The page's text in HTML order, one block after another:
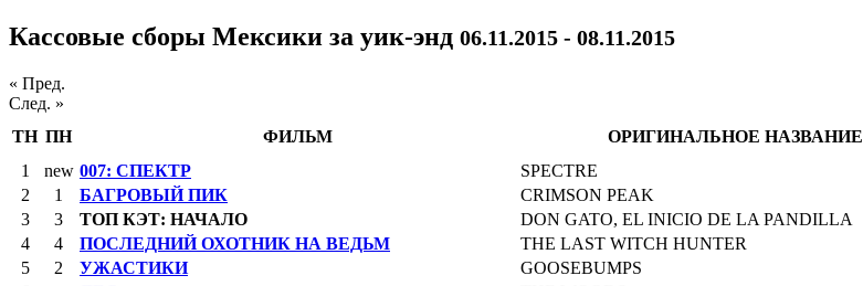
Кассовые сборы Мексики за уик-энд 06.11.2015 - 08.11.2015
« Пред.
След. »
ТН ПН ФИЛЬМ ОРИГИНАЛЬНОЕ НАЗВАНИЕ
1
new 007: СПЕКТР SPECTRE
2
1 БАГРОВЫЙ ПИК CRIMSON PEAK
3
3 ТОП КЭТ: НАЧАЛО DON GATO, EL INICIO DE LA PANDILLA
4
4 ПОСЛЕДНИЙ ОХОТНИК НА ВЕДЬМ THE LAST WITCH HUNTER
5
2 УЖАСТИКИ GOOSEBUMPS